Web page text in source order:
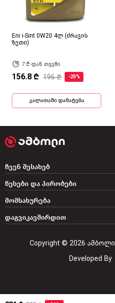
Eni i-Sint 0W20 4ლ (ძრავის
ზეთი)
7 ₾-დან თვეში
156.8 ₾ 196 ₾ -20%
კალათაში დამატება
დაგვიკავშირდით
ჩვენ შესახებ
წესები და პირობები
მომსახურება
Copyright © 2026 ამბოლი
Developed By